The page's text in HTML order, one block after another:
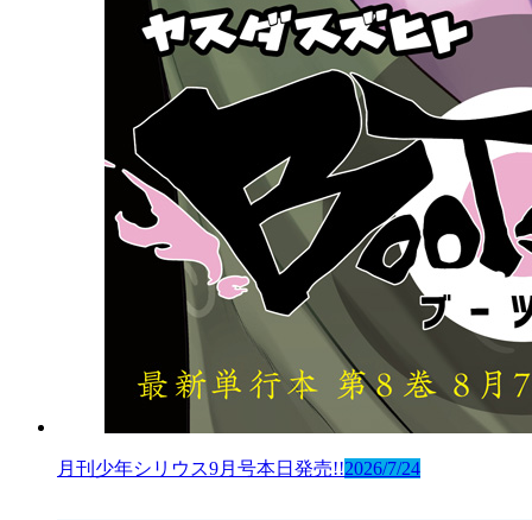
月刊少年シリウス9月号本日発売!!2026/7/24